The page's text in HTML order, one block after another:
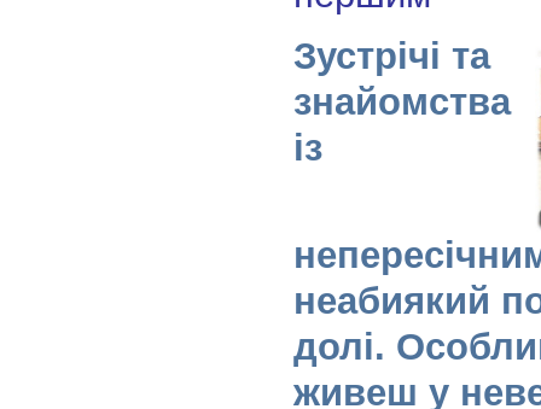
Зустрічі та
знайомства
із
неабиякий
долі.
живеш у